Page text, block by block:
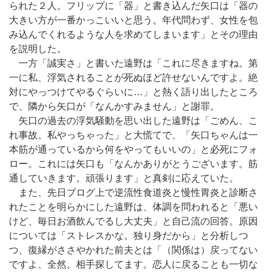
られた２人。フリップに「器」と書き込んだ矢口は「器の
大きい方が一番かっこいいと思う。年代問わず、女性を包
み込んでくれるような人を求めてしまいます」とその理由
を説明した。
一方「誠実さ」と書いた遠野は「これに尽きますね。第
一に私、浮気されることが死ぬほど許せないんですよ。絶
対にやっつけてやるぐらいに…」と熱く語り出したところ
で、隣から矢口が「なんかすみません」と謝罪。
矢口の過去の浮気騒動を思い出した遠野は「ごめん、こ
れ事故。私やっちゃった」と大慌てで、「矢口ちゃんは一
本筋が通っているから何をやってもいいの」と必死にフォ
ロー。これには矢口も「なんかありがとうございます。筋
通していきます。頑張ります」と真剣に応えていた。
また、先日ブログ上で逆流性食道炎と慢性胃炎と診断さ
れたことを明らかにした遠野は、体調を問われると「悪い
けど、毎日お酒飲んでるし大丈夫」と自己流の回答。原因
については「ストレスかな。独り身だから」と分析しつ
つ、復縁がささやかれた前夫とは「（関係は）戻ってない
ですよ、全然。相手探してます。恋人に戻ることも一切な